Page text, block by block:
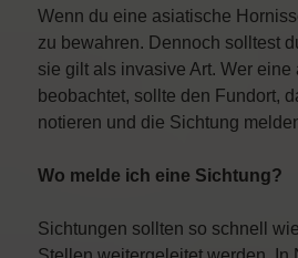
Wenn du eine asiatische
zu bewahren. Dennoch solltest
sie gilt als invasive Art. Wer
beobachtet, sollte den Fundort,
notieren und die Sichtung
Wo melde ich eine Sichtung?
Sichtungen sollten so schnell